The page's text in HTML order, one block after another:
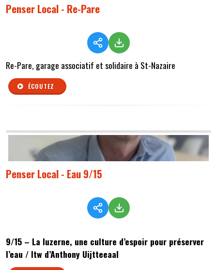
Penser Local - Re-Pare
Re-Pare, garage associatif et solidaire à St-Nazaire
ÉCOUTEZ
Penser Local - Eau 9/15
9/15 – La luzerne, une culture d’espoir pour préserver
l’eau / Itw d’Anthony Uijtteeaal